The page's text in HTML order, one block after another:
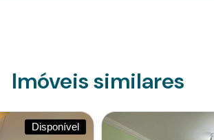
Imóveis similares
Disponível